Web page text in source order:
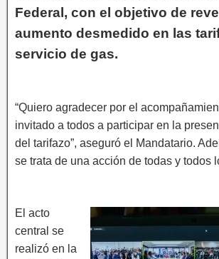
Federal, con el objetivo de
aumento desmedido en las
servicio de gas.
“Quiero agradecer por el
invitado a todos a participar en la
del tarifazo”, aseguró el Mandatario.
se trata de una acción de todas y todos
El acto
central se
realizó en la